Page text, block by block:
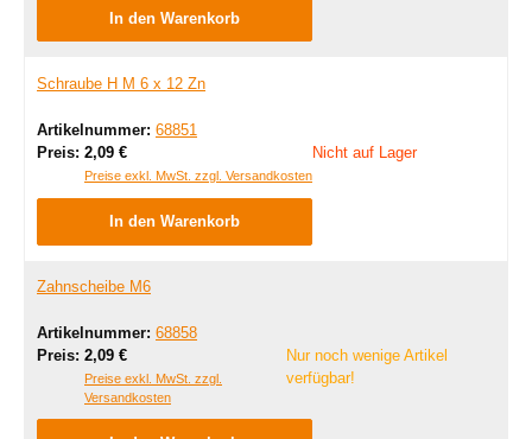
In den Warenkorb
Schraube H M 6 x 12 Zn
Artikelnummer: 68851
Preis: Regulärer Preis:
2,09 €
Preise exkl. MwSt. zzgl. Versandkosten
Nicht auf Lager
In den Warenkorb
Zahnscheibe M6
Artikelnummer: 68858
Preis: Regulärer Preis:
2,09 €
Preise exkl. MwSt. zzgl.
Versandkosten
Nur noch wenige Artikel
verfügbar!